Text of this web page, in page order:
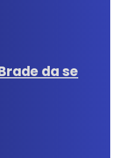
da se